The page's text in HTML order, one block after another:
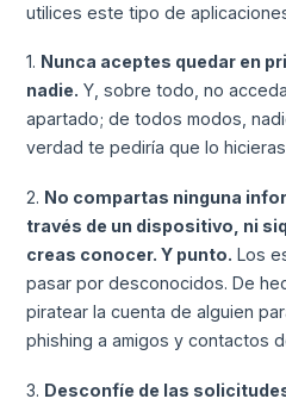
utilices este tipo de
1. Nunca aceptes quedar en
nadie. Y, sobre todo, no
apartado; de todos modos,
verdad te pediría que lo
2. No compartas ninguna
través de un dispositivo, ni
creas conocer. Y punto. Los
pasar por desconocidos. De
piratear la cuenta de alguien
phishing a amigos y contactos
3. Desconfíe de las